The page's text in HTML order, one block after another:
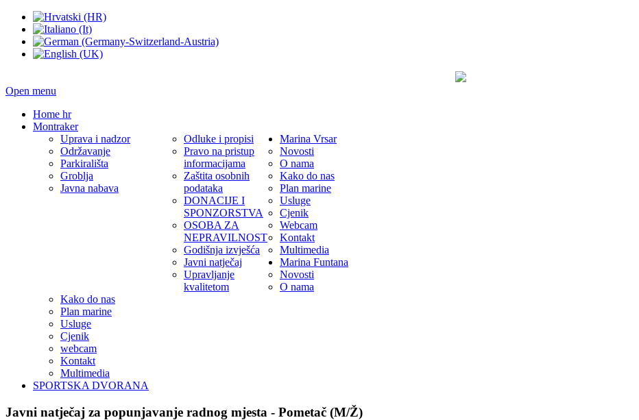
Open menu
Home hr
Montraker
Uprava i nadzor
Održavanje
Parkirališta
Groblja
Javna nabava
Odluke i propisi
Pravo na pristup
informacijama
Zaštita osobnih
podataka
DONACIJE I
SPONZORSTVA
OSOBA ZA
NEPRAVILNOST
Godišnja izvješća
Javni natječaj
Upravljanje
kvalitetom
Marina Vrsar
Novosti
O nama
Kako do nas
Plan marine
Usluge
Cjenik
Webcam
Kontakt
Multimedia
Marina Funtana
Novosti
O nama
Kako do nas
Plan marine
Usluge
Cjenik
webcam
Kontakt
Multimedia
SPORTSKA DVORANA
Javni natječaj za popunjavanje radnog mjesta - Pometač (M/Ž)